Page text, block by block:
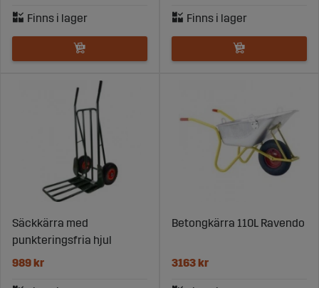
Säckkärra med
punkteringsfria hjul
989 kr
Betongkärra 110L Ravendo
3163 kr